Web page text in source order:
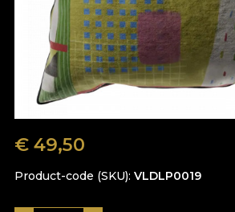
€ 49,50
Product-code (SKU) VLDLP0019